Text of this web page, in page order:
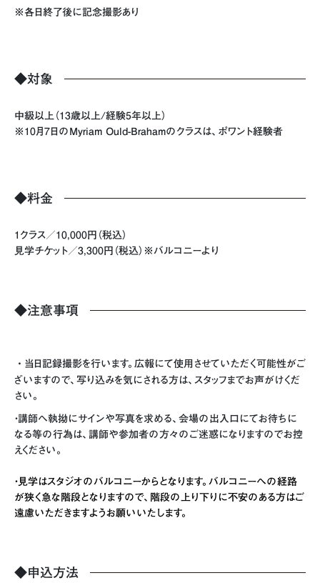
※各日終了後に記念撮影あり
◆対象
中級以上（13歳以上/経験5年以上）
※10月7日の Myriam Ould-Brahamのクラスは、ポワント経験者
◆料金
1クラス／10,000円（税込）
見学チケット／3,300円（税込）※バルコニーより
◆注意事項
・ 当日記録撮影を行います。広報にて使用させていただく可能性がご
ざいますので、写り込みを気にされる方は、スタッフまでお声がけくだ
さい。
・講師へ執拗にサインや写真を求める、会場の出入口にてお待ちに
なる等の行為は、講師や参加者の方々のご迷惑になりますのでお控
えください。
・見学はスタジオのバルコニーからとなります。バルコニーへの経路
が狭く急な階段となりますので、階段の上り下りに不安のある方はご
遠慮いただきますようお願いいたします。
◆申込方法